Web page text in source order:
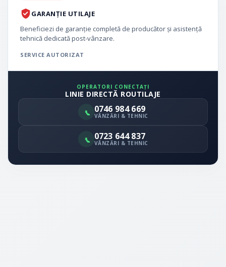
GARANȚIE UTILAJE
Beneficiezi de garanție completă de producător și asistență
tehnică dedicată post-vânzare.
SERVICE AUTORIZAT
OPERATORI CONECTAȚI
LINIE DIRECTĂ ROUTILAJE
0746 984 669
VÂNZĂRI & TEHNIC
0723 644 837
VÂNZĂRI & TEHNIC